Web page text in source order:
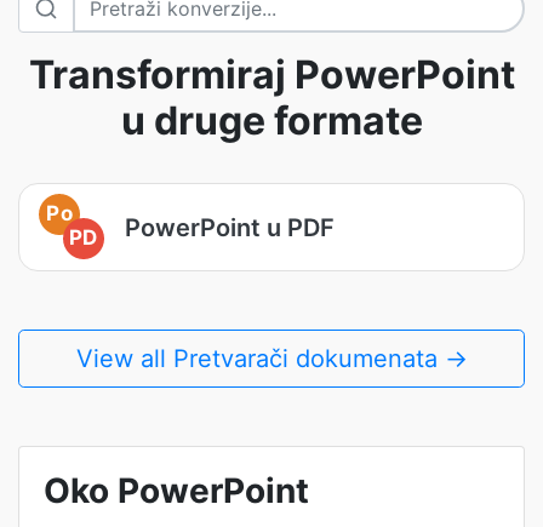
Transformiraj PowerPoint
u druge formate
Po
PD
PowerPoint u PDF
View all Pretvarači dokumenata →
Oko PowerPoint